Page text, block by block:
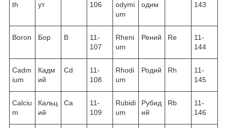
th
ут
106
odymi
um
одим
143
Boron Бор B
11-
107
Rheni
um
Рений Re
11-
144
Cadm
ium
Кадм
ий
Cd
11-
108
Rhodi
um
Родий Rh
11-
145
Calciu
m
Кальц
ий
Ca
11-
109
Rubidi
um
Рубид
ий
Rb
11-
146